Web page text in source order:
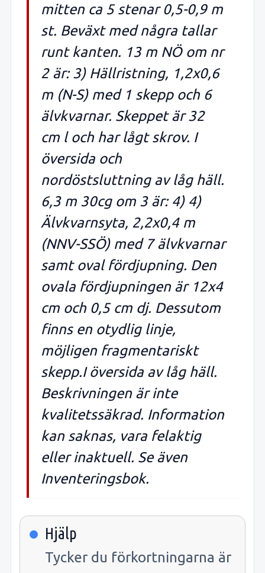
mitten ca 5 stenar 0,5-0,9 m
st. Beväxt med några tallar
runt kanten. 13 m NÖ om nr
2 är: 3) Hällristning, 1,2x0,6
m (N-S) med 1 skepp och 6
älvkvarnar. Skeppet är 32
cm l och har lågt skrov. I
översida och
nordöstsluttning av låg häll.
6,3 m 30cg om 3 är: 4) 4)
Älvkvarnsyta, 2,2x0,4 m
(NNV-SSÖ) med 7 älvkvarnar
samt oval fördjupning. Den
ovala fördjupningen är 12x4
cm och 0,5 cm dj. Dessutom
finns en otydlig linje,
möjligen fragmentariskt
skepp.I översida av låg häll.
Beskrivningen är inte
kvalitetssäkrad. Information
kan saknas, vara felaktig
eller inaktuell. Se även
Inventeringsbok.
Hjälp
Tycker du förkortningarna är